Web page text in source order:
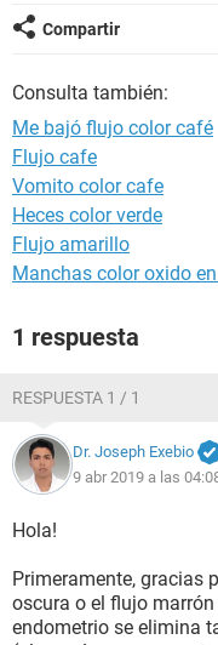
Compartir
Consulta también:
Me bajó flujo color café
Flujo cafe
Vomito color cafe
Heces color verde
Flujo amarillo
Manchas color oxido
1 respuesta
RESPUESTA 1 / 1
Dr. Joseph Exebio
9 abr 2019 a las
Hola!
Primeramente, gracias
oscura o el flujo
endometrio se elimina